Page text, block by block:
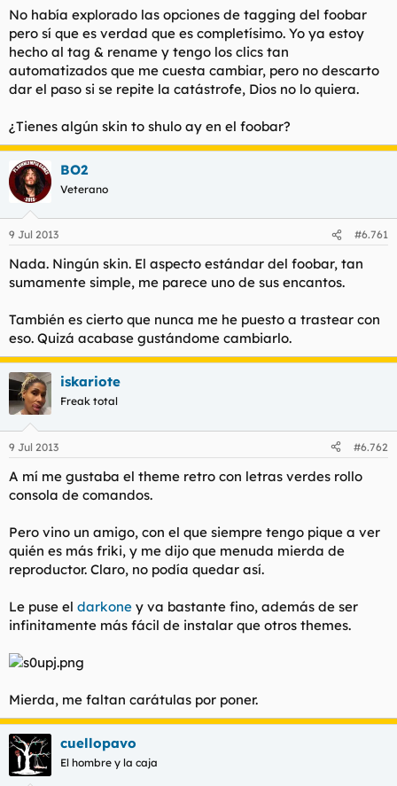
No había explorado las opciones de tagging del foobar
pero sí que es verdad que es completísimo. Yo ya estoy
hecho al tag & rename y tengo los clics tan
automatizados que me cuesta cambiar, pero no descarto
dar el paso si se repite la catástrofe, Dios no lo quiera.
¿Tienes algún skin to shulo ay en el foobar?
BO2
Veterano
9 Jul 2013 #6.761
Nada. Ningún skin. El aspecto estándar del foobar, tan
sumamente simple, me parece uno de sus encantos.
También es cierto que nunca me he puesto a trastear con
eso. Quizá acabase gustándome cambiarlo.
iskariote
Freak total
9 Jul 2013 #6.762
A mí me gustaba el theme retro con letras verdes rollo
consola de comandos.
Pero vino un amigo, con el que siempre tengo pique a ver
quién es más friki, y me dijo que menuda mierda de
reproductor. Claro, no podía quedar así.
Le puse el darkone y va bastante fino, además de ser
infinitamente más fácil de instalar que otros themes.
Mierda, me faltan carátulas por poner.
cuellopavo
El hombre y la caja